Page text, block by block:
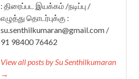
: திரைப்பட இயக்கம் /நடிப்பு /
எழுத்து தொடர்புக்கு :
su.senthilkumaran@gmail.com /
91 98400 76462
View all posts by Su Senthilkumaran
→